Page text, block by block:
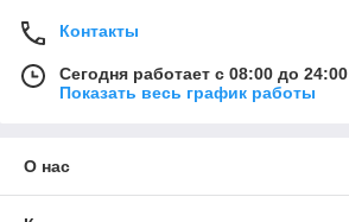
Контакты
Сегодня работает с 08:00 до 24:00
Показать весь график работы
О нас